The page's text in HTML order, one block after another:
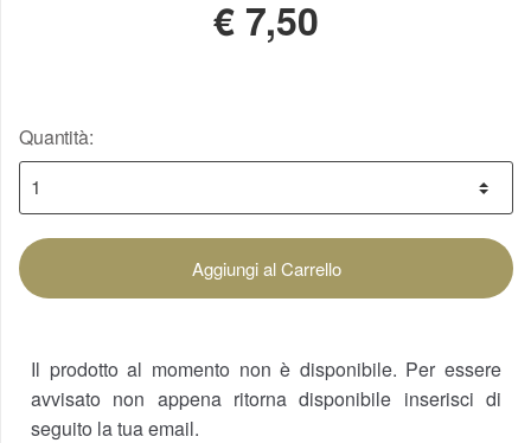
€ 7,50
Quantità:
Aggiungi al Carrello
Il prodotto al momento non è disponibile. Per essere
avvisato non appena ritorna disponibile inserisci di
seguito la tua email.